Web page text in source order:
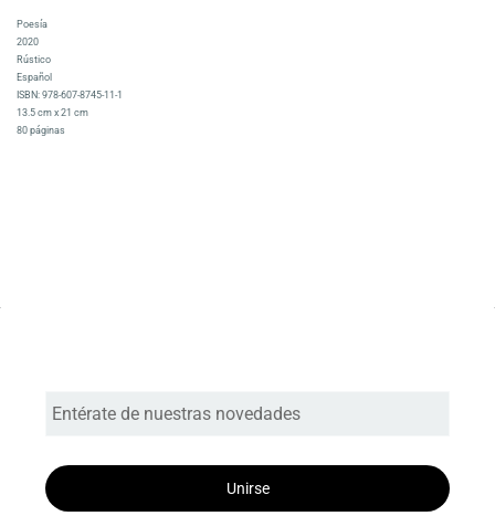
Poesía
2020
Rústico
Español
ISBN: 978-607-8745-11-1
13.5 cm x 21 cm
80 páginas
Unirse